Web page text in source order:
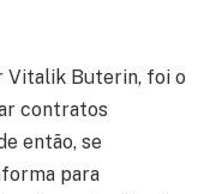
Vitalik Buterin, foi o
contratos
então, se
para